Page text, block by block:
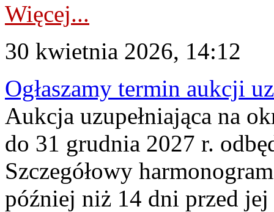
Więcej...
30 kwietnia 2026, 14:12
Ogłaszamy termin aukcji
Aukcja uzupełniająca na
do 31 grudnia 2027 r.
Szczegółowy
później niż 14 dni przed